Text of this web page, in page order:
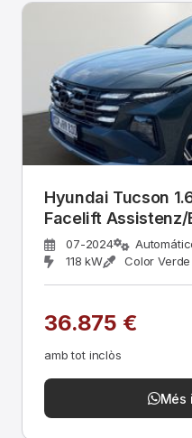
Hyundai Tucson
Facelift Assistenz/
07-2024
118 kW
Color Verde
36.875 €
amb tot inclòs
Més